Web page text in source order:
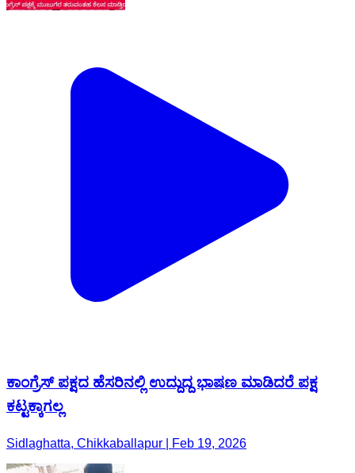
ಕಾಂಗ್ರೆಸ್ ಪಕ್ಷದ ಹೆಸರಿನಲ್ಲಿ ಉದ್ದುದ್ದ ಭಾಷಣ ಮಾಡಿದರೆ ಪಕ್ಷ
ಕಟ್ಟಕ್ಕಾಗಲ್ಲ
Sidlaghatta, Chikkaballapur | Feb 19, 2026